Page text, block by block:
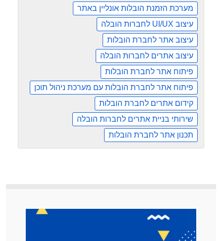
מערכת הזמנת הובלות אונליין באתר
עיצוב UI/UX לחברות הובלה
עיצוב אתר לחברת הובלות
עיצוב אתרים לחברות הובלה
פיתוח אתר לחברת הובלות
פיתוח אתר לחברת הובלות עם מערכת ניהול תוכן
קידום אתרים לחברת הובלות
שירותי בניית אתרים לחברות הובלה
תכנון אתר לחברת הובלות